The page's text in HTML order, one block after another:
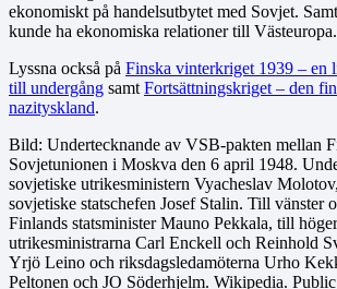
ekonomiskt på handelsutbytet med Sovjet.
kunde ha ekonomiska relationer till Västeuropa.
Lyssna också på Finska vinterkriget 1939 – en
till undergång samt Fortsättningskriget – den
nazityskland.
Bild: Undertecknande av VSB-pakten mellan
Sovjetunionen i Moskva den 6 april 1948.
sovjetiske utrikesministern Vyacheslav
sovjetiske statschefen Josef Stalin. Till vänster
Finlands statsminister Mauno Pekkala, till
utrikesministrarna Carl Enckell och Reinhold
Yrjö Leino och riksdagsledamöterna Urho
Peltonen och JO Söderhjelm. Wikipedia.